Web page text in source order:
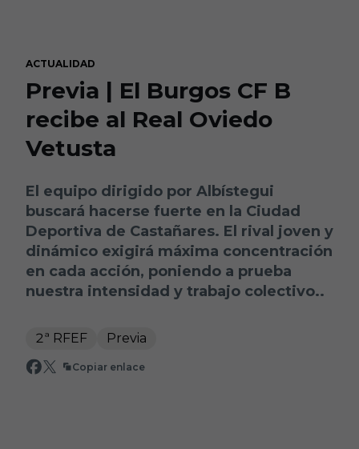
ACTUALIDAD
Previa | El Burgos CF B
recibe al Real Oviedo
Vetusta
El equipo dirigido por Albístegui
buscará hacerse fuerte en la Ciudad
Deportiva de Castañares. El rival joven y
dinámico exigirá máxima concentración
en cada acción, poniendo a prueba
nuestra intensidad y trabajo colectivo..
2ª RFEF Previa
Copiar enlace